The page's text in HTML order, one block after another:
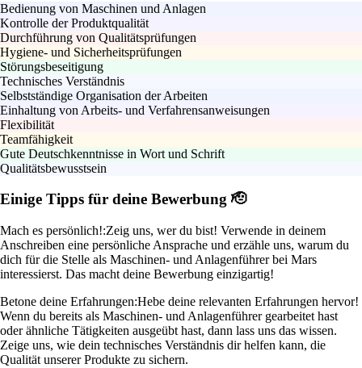
Bedienung von Maschinen und Anlagen
Kontrolle der Produktqualität
Durchführung von Qualitätsprüfungen
Hygiene- und Sicherheitsprüfungen
Störungsbeseitigung
Technisches Verständnis
Selbstständige Organisation der Arbeiten
Einhaltung von Arbeits- und Verfahrensanweisungen
Flexibilität
Teamfähigkeit
Gute Deutschkenntnisse in Wort und Schrift
Qualitätsbewusstsein
Einige Tipps für deine Bewerbung 🫡
Mach es persönlich!:Zeig uns, wer du bist! Verwende in deinem
Anschreiben eine persönliche Ansprache und erzähle uns, warum du
dich für die Stelle als Maschinen- und Anlagenführer bei Mars
interessierst. Das macht deine Bewerbung einzigartig!
Betone deine Erfahrungen:Hebe deine relevanten Erfahrungen hervor!
Wenn du bereits als Maschinen- und Anlagenführer gearbeitet hast
oder ähnliche Tätigkeiten ausgeübt hast, dann lass uns das wissen.
Zeige uns, wie dein technisches Verständnis dir helfen kann, die
Qualität unserer Produkte zu sichern.